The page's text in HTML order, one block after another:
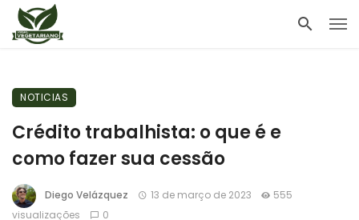
NOTICIAS
Crédito trabalhista: o que é e
como fazer sua cessão
Diego Velázquez 13 de março de 2023
555
visualizações
0